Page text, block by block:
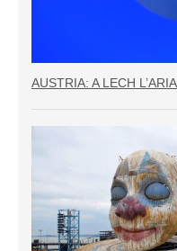
AUSTRIA: A LECH